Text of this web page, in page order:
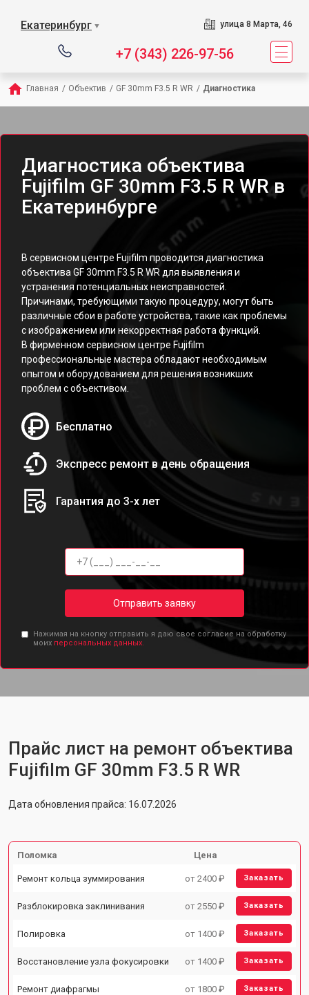
Екатеринбург ▼ улица 8 Марта, 46
+7 (343) 226-97-56
Главная / Объектив / GF 30mm F3.5 R WR / Диагностика
Диагностика объектива
Fujifilm GF 30mm F3.5 R WR в
Екатеринбурге
В сервисном центре Fujifilm проводится диагностика
объектива GF 30mm F3.5 R WR для выявления и
устранения потенциальных неисправностей.
Причинами, требующими такую процедуру, могут быть
различные сбои в работе устройства, такие как проблемы
с изображением или некорректная работа функций.
В фирменном сервисном центре Fujifilm
профессиональные мастера обладают необходимым
опытом и оборудованием для решения возникших
проблем с объективом.
Бесплатно
Экспресс ремонт в день обращения
Гарантия до 3-х лет
Отправить заявку
Нажимая на кнопку отправить я даю свое согласие на обработку
моих персональных данных.
Прайс лист на ремонт объектива
Fujifilm GF 30mm F3.5 R WR
Дата обновления прайса: 16.07.2026
Поломка Цена
Ремонт кольца зуммирования от 2400 ₽ Заказать
Разблокировка заклинивания от 2550 ₽ Заказать
Полировка от 1400 ₽ Заказать
Восстановление узла фокусировки от 1400 ₽ Заказать
Ремонт диафрагмы от 1800 ₽ Заказать